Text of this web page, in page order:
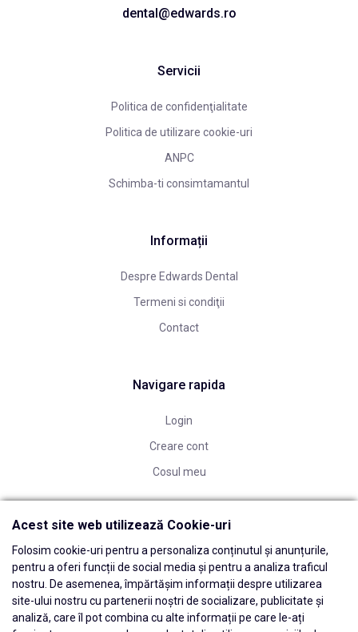
dental@edwards.ro
Servicii
Politica de confidenţialitate
Politica de utilizare cookie-uri
ANPC
Schimba-ti consimtamantul
Informații
Despre Edwards Dental
Termeni si condiţii
Contact
Navigare rapida
Login
Creare cont
Cosul meu
Acest site web utilizează Cookie-uri
Folosim cookie-uri pentru a personaliza conținutul și anunțurile,
pentru a oferi funcții de social media și pentru a analiza traficul
nostru. De asemenea, împărtășim informații despre utilizarea
site-ului nostru cu partenerii noștri de socializare, publicitate și
analiză, care îl pot combina cu alte informații pe care le-ați